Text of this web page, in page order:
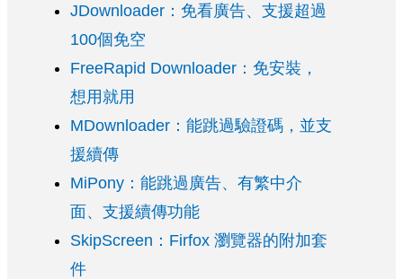
JDownloader：免看廣告、支援超過
100個免空
FreeRapid Downloader：免安裝，
想用就用
MDownloader：能跳過驗證碼，並支
援續傳
MiPony：能跳過廣告、有繁中介
面、支援續傳功能
SkipScreen：Firfox 瀏覽器的附加套
件